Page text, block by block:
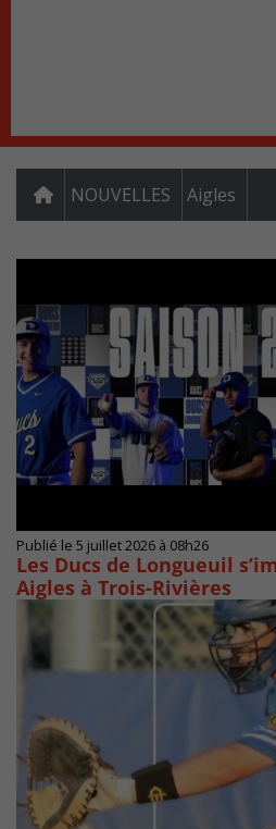
NOUVELLES Aigles
Publié le 5 juillet 2026 à 08h26
Les Ducs de Longueuil
Aigles à Trois-Rivières